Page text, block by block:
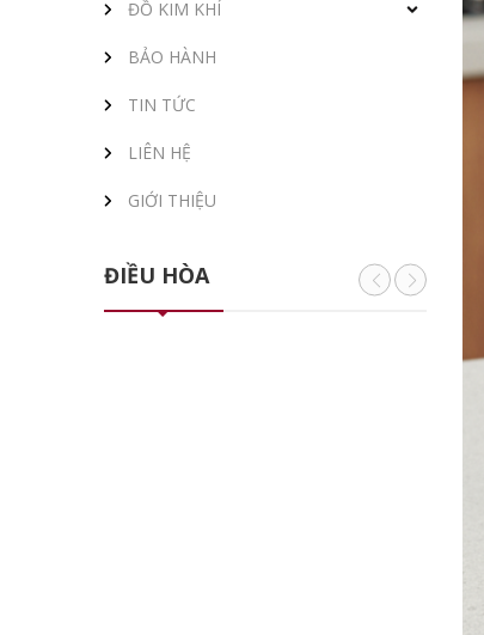
ĐỒ KIM KHÍ
BẢO HÀNH
TIN TỨC
LIÊN HỆ
GIỚI THIỆU
ĐIỀU HÒA